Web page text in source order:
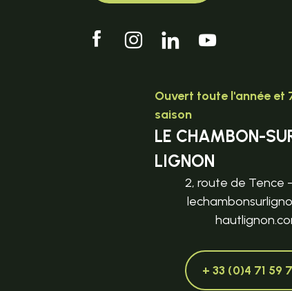
Ouvert toute l'année et
saison
LE CHAMBON-
LIGNON
2, route de Tence
+ 33 (0)4 71 59